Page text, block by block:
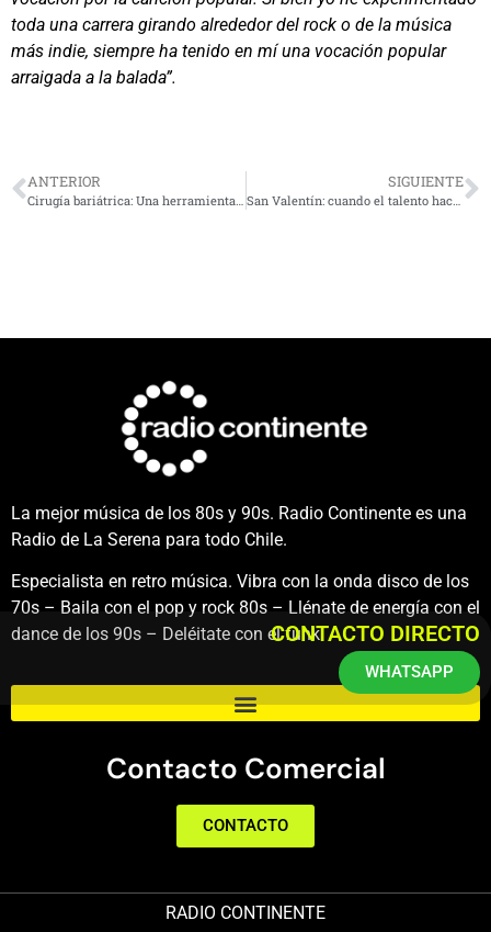
toda una carrera girando alrededor del rock o de la música
más indie, siempre ha tenido en mí una vocación popular
arraigada a la balada”.
ANTERIOR SIGUIENTE
San Valentín: cuando el talento hace match ¿Sabías que el 42% de los chilenos encuentra el amor en la oficina?
La mejor música de los 80s y 90s. Radio Continente es una
Radio de La Serena para todo Chile.
Especialista en retro música. Vibra con la onda disco de los
70s – Baila con el pop y rock 80s – Llénate de energía con el
dance de los 90s – Deléitate con el funk.
Contacto Comercial
CONTACTO
RADIO CONTINENTE
CONTACTO DIRECTO
WHATSAPP